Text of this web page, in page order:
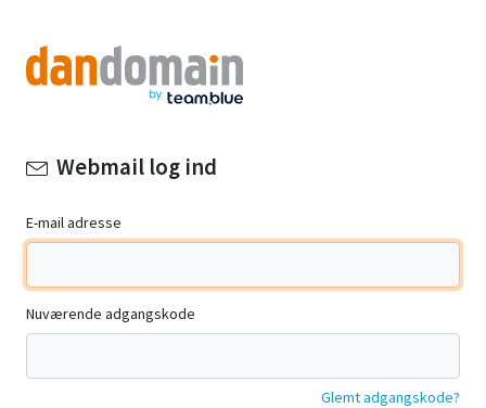
Webmail log ind
E-mail adresse
Nuværende adgangskode
Glemt adgangskode?